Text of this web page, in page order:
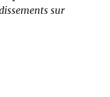
sur